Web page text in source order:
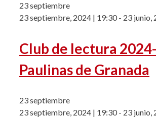
23 septiembre
23 septiembre, 2024 | 19:30- 23 junio,
Club de lectura
Paulinas de Granada
23 septiembre
23 septiembre, 2024 | 19:30- 23 junio,